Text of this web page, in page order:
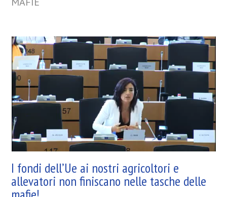
I fondi dell’Ue ai nostri agricoltori e
allevatori non finiscano nelle tasche delle